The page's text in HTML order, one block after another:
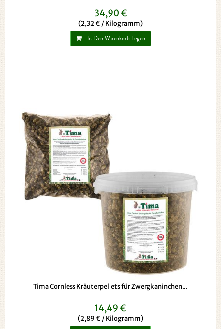
34,90 €
(2,32 € / Kilogramm)
In Den Warenkorb Legen
Tima Cornless Kräuterpellets für Zwergkaninchen...
14,49 €
(2,89 € / Kilogramm)